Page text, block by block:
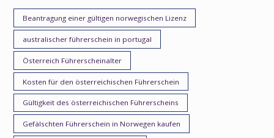
Beantragung einer gültigen norwegischen Lizenz
australischer führerschein in portugal
Österreich Führerscheinalter
Kosten für den österreichischen Führerschein
Gültigkeit des österreichischen Führerscheins
Gefälschten Führerschein in Norwegen kaufen